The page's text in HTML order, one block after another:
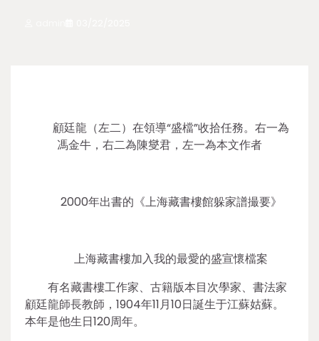
顧廷龍（左二）在領導“盛檔”收拾任務。右一為
馮金牛，右二為陳燮君，左一為本文作者
2000年出書的《上海藏書樓館躲家譜撮要》
上海藏書樓加入我的最愛的盛宣懷檔案
有名藏書樓工作家、古籍版本目次學家、書法家
顧廷龍師長教師，1904年11月10日誕生于江蘇姑蘇。
本年是他生日120周年。